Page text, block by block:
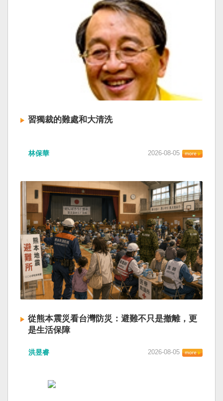
習獨裁的難處和大清洗
林保華 2026-08-05
從熊本震災看台灣防災：避難不只是撤離，更
是生活保障
洪昱睿 2026-08-05